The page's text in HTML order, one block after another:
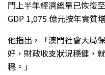
門上半年經濟總量已恢復
GDP 1,075 億元按年實質
他指出，「澳門社會大局
好，財政收支狀況穩健，
穩。」